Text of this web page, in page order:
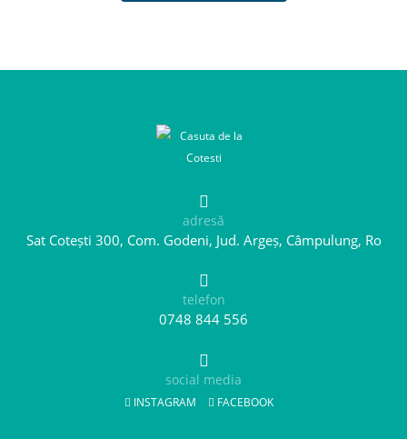
adresă
Sat Cotești 300, Com. Godeni, Jud. Argeș, Câmpulung, Ro
telefon
0748 844 556
social media
INSTAGRAM FACEBOOK